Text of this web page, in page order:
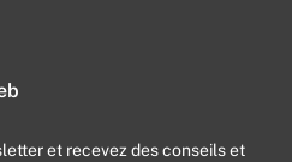
et recevez des conseils et